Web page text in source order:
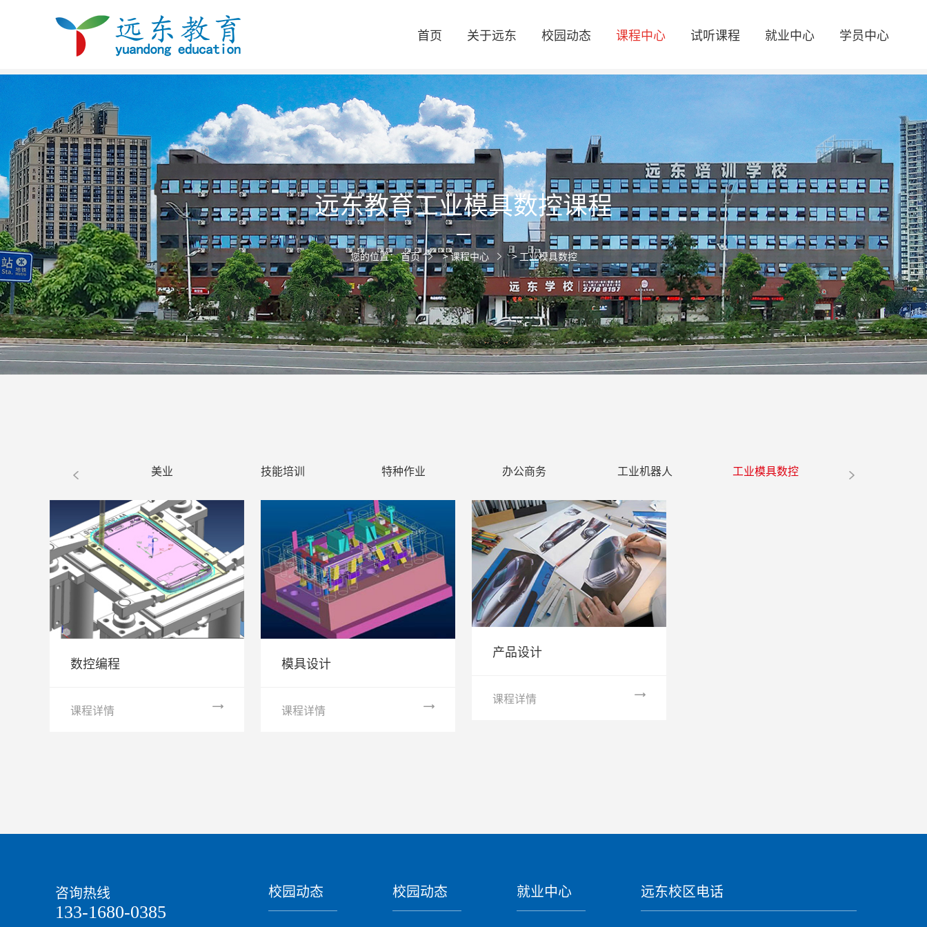
首页 关于远东 校园动态 课程中心 试听课程 就业中心 学员中心
远东教育工业模具数控课程
您的位置：首页 >课程中心 >工业模具数控
 美业 技能培训 特种作业 办公商务 工业机器人 工业模具数控 
数控编程
课程详情
模具设计
课程详情
产品设计
课程详情
咨询热线
133-1680-0385
校园动态 校园动态 就业中心 远东校区电话